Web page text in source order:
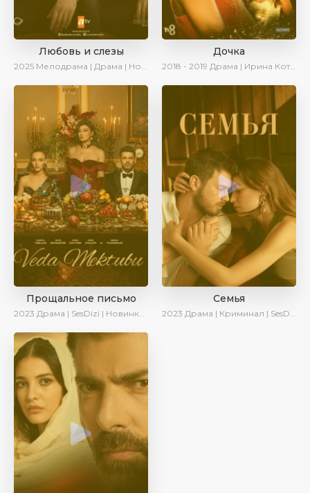
Любовь и слезы
2025 Мелодрама | Драма | Новинки | Сериалы 2025
Дочка
2018 - 2019 Драма | Ирина Котова
Прощальное письмо
2023 Драма | SesDizi | Новинки | Сериалы 2023
Семья
2023 Драма | Криминал | SesDizi | Ирина Котова | AveTurk | Сериалы 2023